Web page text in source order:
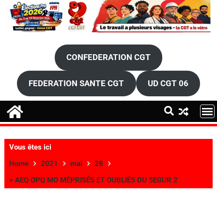
CONFEDERATION CGT
FEDERATION SANTE CGT UD CGT 06
Vous êtes ici
Home
2021 mai
28
> AEQ OPQ MO MÉPRISÉS ET OUBLIÉS DU SEGUR 2